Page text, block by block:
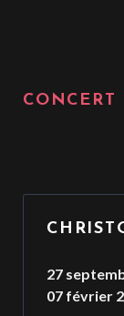
CONCERT
27
07 février